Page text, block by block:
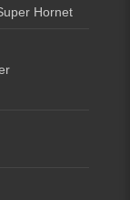
Hornet